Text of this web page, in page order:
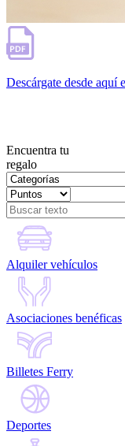
Descárgate desde aquí
Encuentra tu
regalo
Alquiler vehículos
Asociaciones benéficas
Billetes Ferry
Deportes